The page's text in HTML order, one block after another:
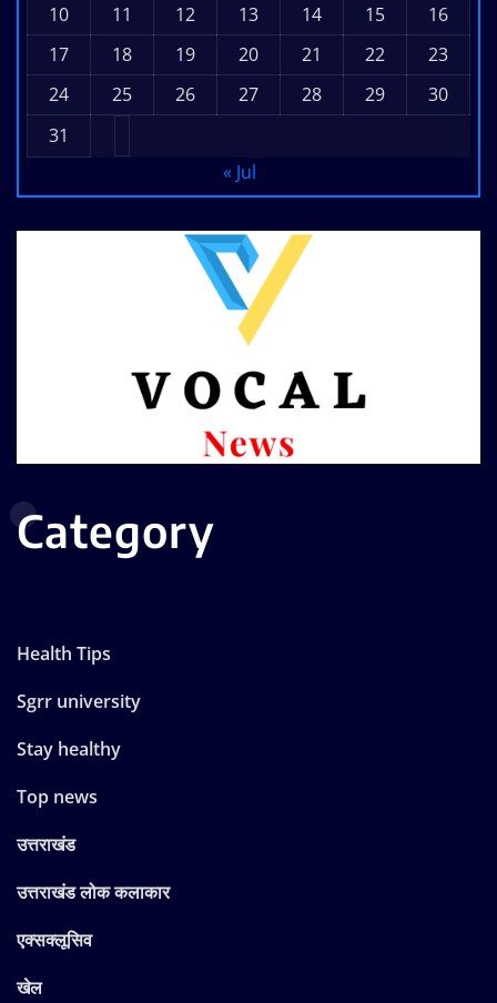
10
11 12 13 14 15
16
17
18 19 20 21 22
23
24
25 26 27 28 29
30
31
« Jul
Category
Health Tips
Sgrr university
Stay healthy
Top news
उत्तराखंड
उत्तराखंड लोक कलाकार
एक्सक्लूसिव
खेल